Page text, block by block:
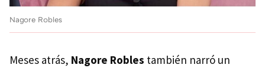
Nagore Robles
Meses atrás, Nagore Robles también narró un